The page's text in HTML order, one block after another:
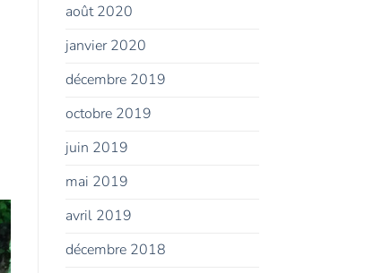
août 2020
janvier 2020
décembre 2019
octobre 2019
juin 2019
mai 2019
avril 2019
décembre 2018